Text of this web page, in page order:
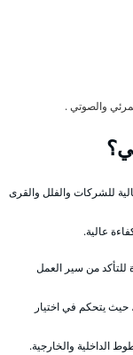
والصوتي .
للشركات والفلل والقرى
عالية.
للتأكد من سير العمل
حيث يتحكم في اختيار
الداخلية والخارجية.